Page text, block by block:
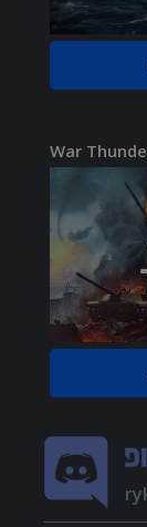
War